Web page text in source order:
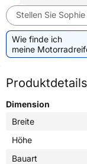
Stellen Sie
Wie finde ich
meine
Produktdetails
Dimension
Breite
Höhe
Bauart